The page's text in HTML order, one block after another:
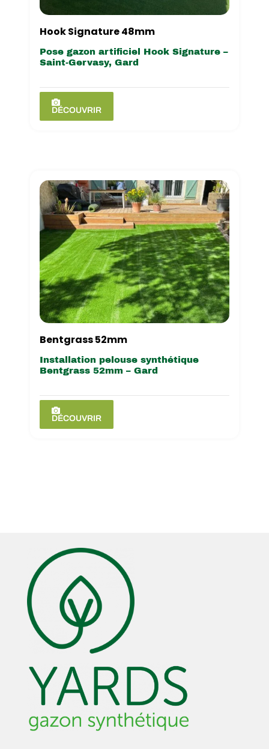
Hook Signature 48mm
Pose gazon artificiel Hook Signature –
Saint-Gervasy, Gard
DÉCOUVRIR
Bentgrass 52mm
Installation pelouse synthétique
Bentgrass 52mm – Gard
DÉCOUVRIR